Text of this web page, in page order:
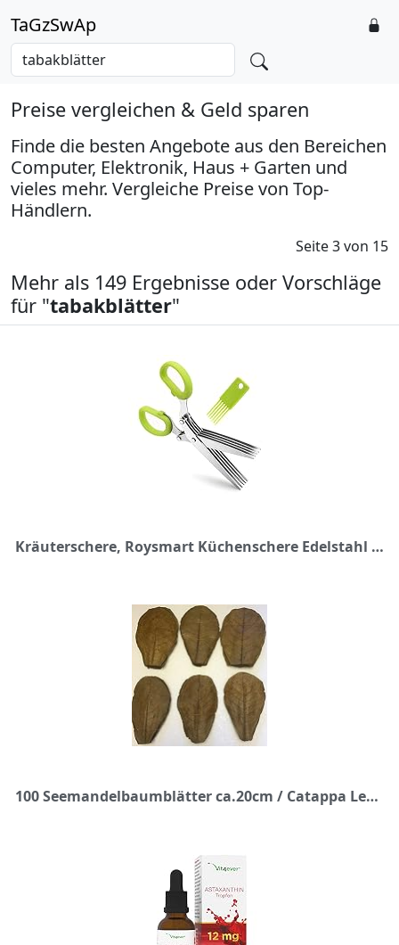
TaGzSwAp
Preise vergleichen & Geld sparen
Finde die besten Angebote aus den Bereichen
Computer, Elektronik, Haus + Garten und
vieles mehr. Vergleiche Preise von Top-
Händlern.
Seite 3 von 15
Mehr als 149 Ergebnisse oder Vorschläge
für "tabakblätter"
Kräuterschere, Roysmart Küchenschere Edelstahl Scissors Herb mit 5 Klingen, Gemüseschere mit Reinigung Kamm, Küchenhelfer aus Edelstahl
100 Seemandelbaumblätter ca.20cm / Catappa Leaves/Indian Almond - Natürlicher Wasseraufbereiter für gesunde Fische und Garnelen